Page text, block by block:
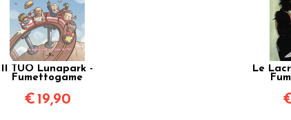
Il TUO Lunapark -
Fumettogame
€ 19,90
Le